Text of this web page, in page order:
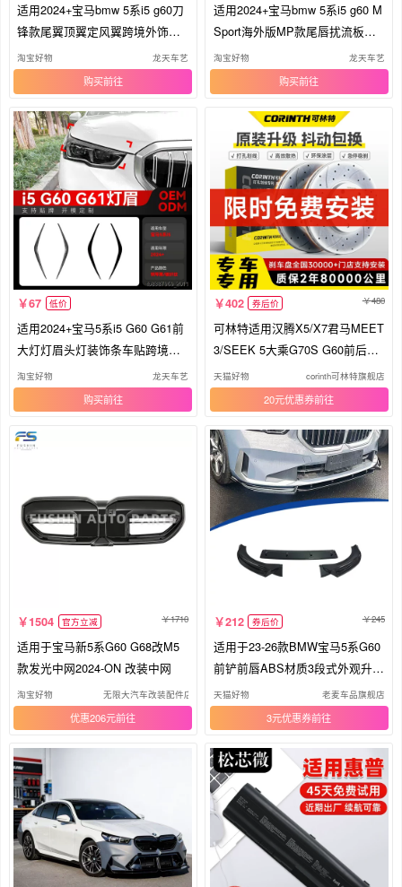
适用2024+宝马bmw 5系i5 g60刀
锋款尾翼顶翼定风翼跨境外饰改
装件
淘宝好物 龙天车艺
购买
适用2024+宝马bmw 5系i5 g60 M
Sport海外版MP款尾唇扰流板改
装件
淘宝好物 龙天车艺
购买
67 低价
适用2024+宝马5系i5 G60 G61前
大灯灯眉头灯装饰条车贴跨境改
装件
淘宝好物 龙天车艺
购买
402 券后价 480
可林特适用汉腾X5/X7君马MEET
3/SEEK 5大乘G70S G60前后刹
车盘
天猫好物 corinth可林特旗舰店
20元优惠券
1504 官方立减 1710
适用于宝马新5系G60 G68改M5
款发光中网2024-ON 改装中网
淘宝好物 无限大汽车改装配件店
优惠206元
212 券后价 245
适用于23-26款BMW宝马5系G60
前铲前唇ABS材质3段式外观升级
改装件
天猫好物 老麦车品旗舰店
3元优惠券